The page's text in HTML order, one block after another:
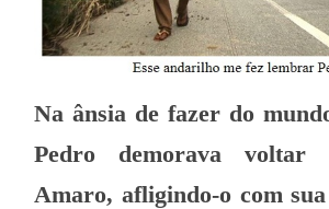
Na ânsia de fazer do
Pedro demorava
Amaro, afligindo-o com